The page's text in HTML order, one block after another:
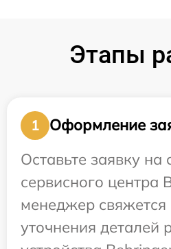
Этапы
1
Оформление
Оставьте заявку на
сервисного центра
менеджер
уточнения деталей